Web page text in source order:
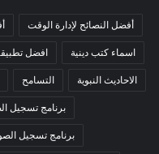
أفضل النصائح لإدارة الوقت
اسماء كتب دينية افضل
الاحاديث النبوية التسامح
برنامج تسجيل
برنامج تسجيل